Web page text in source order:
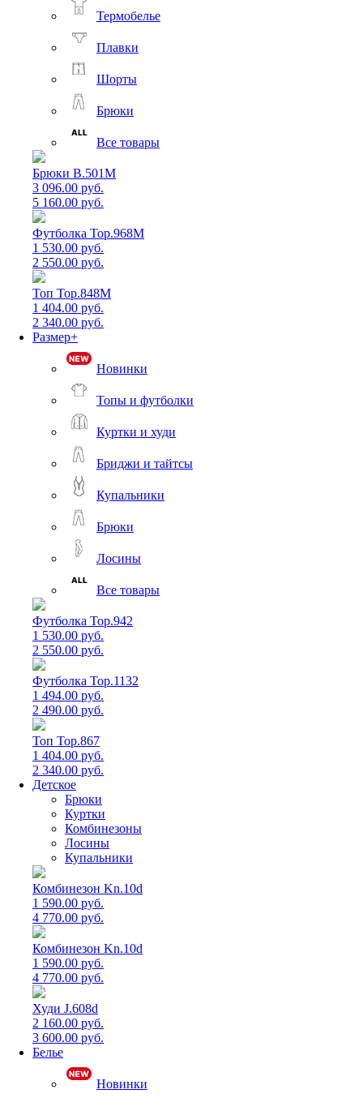
Термобелье
Плавки
Шорты
Брюки
Все товары
Брюки B.501M
3 096.00 руб.
5 160.00 руб.
Футболка Top.968M
1 530.00 руб.
2 550.00 руб.
Топ Top.848M
1 404.00 руб.
2 340.00 руб.
Размер+
Новинки
Топы и футболки
Куртки и худи
Бриджи и тайтсы
Купальники
Брюки
Лосины
Все товары
Футболка Top.942
1 530.00 руб.
2 550.00 руб.
Футболка Top.1132
1 494.00 руб.
2 490.00 руб.
Топ Top.867
1 404.00 руб.
2 340.00 руб.
Детское
Брюки
Куртки
Комбинезоны
Лосины
Купальники
Комбинезон Kn.10d
1 590.00 руб.
4 770.00 руб.
Комбинезон Kn.10d
1 590.00 руб.
4 770.00 руб.
Худи J.608d
2 160.00 руб.
3 600.00 руб.
Белье
Новинки